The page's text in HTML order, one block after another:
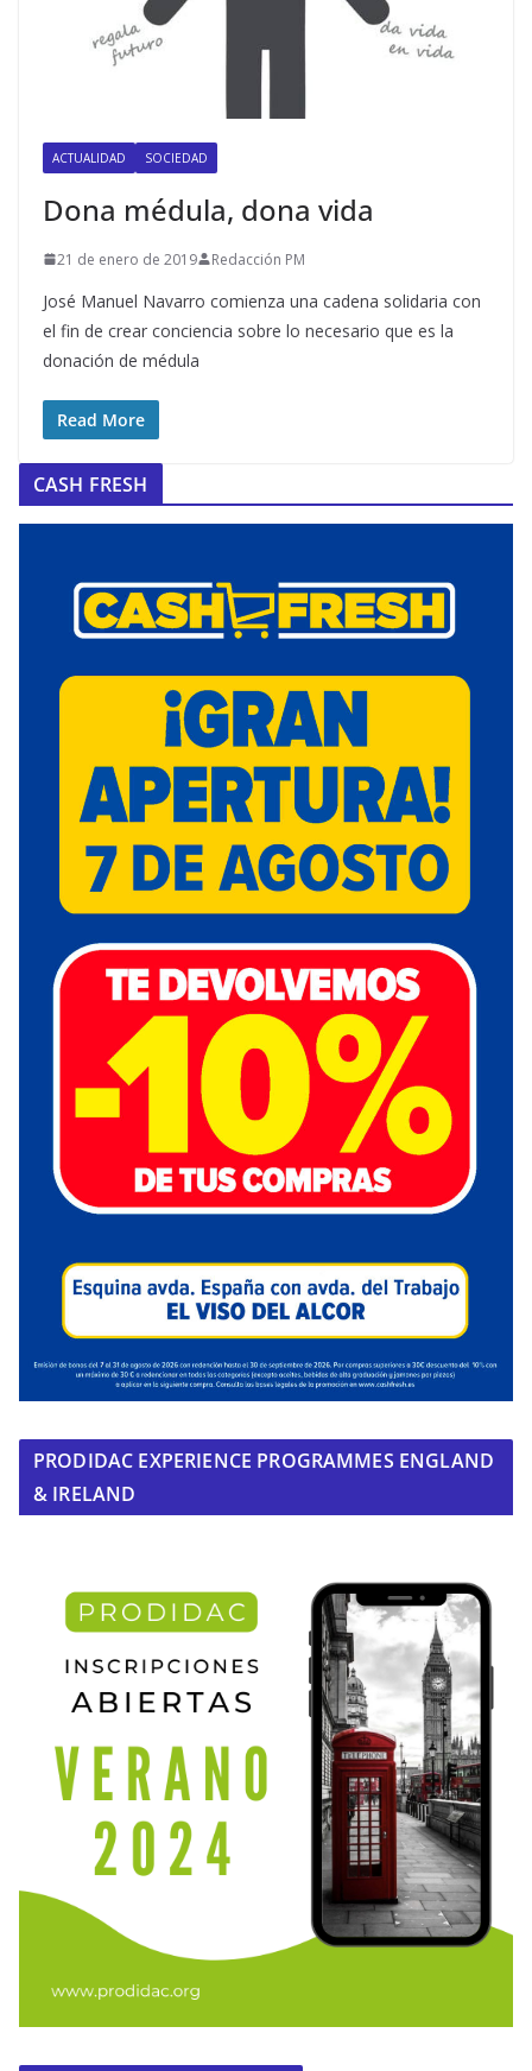
ACTUALIDAD SOCIEDAD
Dona médula, dona vida
21 de enero de 2019 Redacción PM
José Manuel Navarro comienza una cadena solidaria con
el fin de crear conciencia sobre lo necesario que es la
donación de médula
Read More
CASH FRESH
PRODIDAC EXPERIENCE PROGRAMMES ENGLAND
& IRELAND